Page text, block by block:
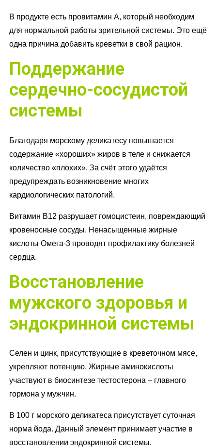
В продукте есть провитамин А, который необходим
для нормальной работы зрительной системы. Это ещё
одна причина добавить креветки в свой рацион.
Поддержание
сердечно-сосудистой
системы
Благодаря морскому деликатесу повышается
содержание «хороших» жиров в теле и снижается
количество «плохих». За счёт этого удаётся
предупреждать возникновение многих
кардиологических патологий.
Витамин B12 разрушает гомоцистеин, повреждающий
кровеносные сосуды. Ненасыщенные жирные
кислоты Омега-3 проводят профилактику болезней
сердца.
Восстановление
мужского здоровья и
эндокринной системы
Селен и цинк, присутствующие в креветочном мясе,
укрепляют потенцию. Жирные аминокислоты
участвуют в биосинтезе тестостерона – главного
гормона у мужчин.
В 100 г морского деликатеса присутствует суточная
норма йода. Данный элемент принимает участие в
восстановлении эндокринной системы.